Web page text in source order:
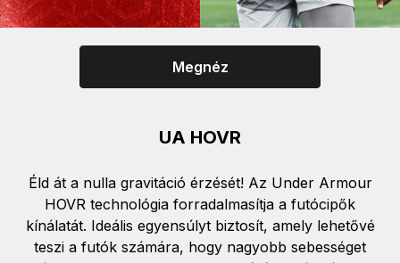
Megnéz
UA HOVR
Éld át a nulla gravitáció érzését! Az Under Armour
HOVR technológia forradalmasítja a futócipők
kínálatát. Ideális egyensúlyt biztosít, amely lehetővé
teszi a futók számára, hogy nagyobb sebességet